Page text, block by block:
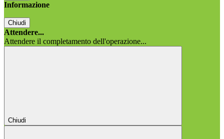
Informazione
Chiudi
Attendere...
Attendere il completamento dell'operazione...
Chiudi